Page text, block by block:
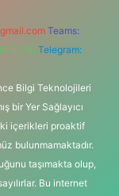
Teams:
0 726 Telegram:
Bilgi Teknolojileri
bir Yer Sağlayıcı
içerikleri proaktif
bulunmamaktadır.
taşımakta olup,
Bu internet